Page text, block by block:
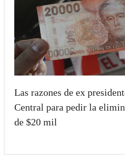
Las razones de ex
Central para pedir la
de $20 mil